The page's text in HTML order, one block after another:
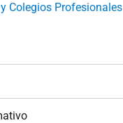
Colegios Profesionales